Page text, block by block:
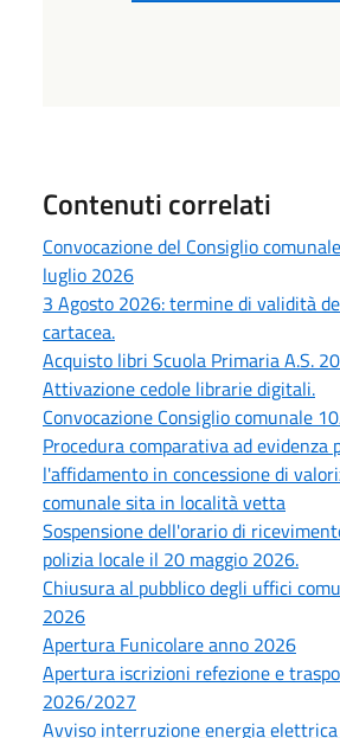
Contenuti correlati
Convocazione del Consiglio
luglio 2026
3 Agosto 2026: termine di validità
cartacea.
Acquisto libri Scuola Primaria A.S.
Attivazione cedole librarie digitali.
Convocazione Consiglio comunale
Procedura comparativa ad evidenza
l'affidamento in concessione di
comunale sita in località vetta
Sospensione dell'orario di
polizia locale il 20 maggio 2026.
Chiusura al pubblico degli uffici
2026
Apertura Funicolare anno 2026
Apertura iscrizioni refezione e
2026/2027
Avviso interruzione energia